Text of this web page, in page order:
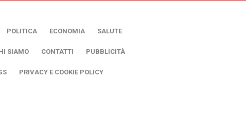
POLITICA ECONOMIA SALUTE
SIAMO CONTATTI PUBBLICITÀ
PRIVACY E COOKIE POLICY